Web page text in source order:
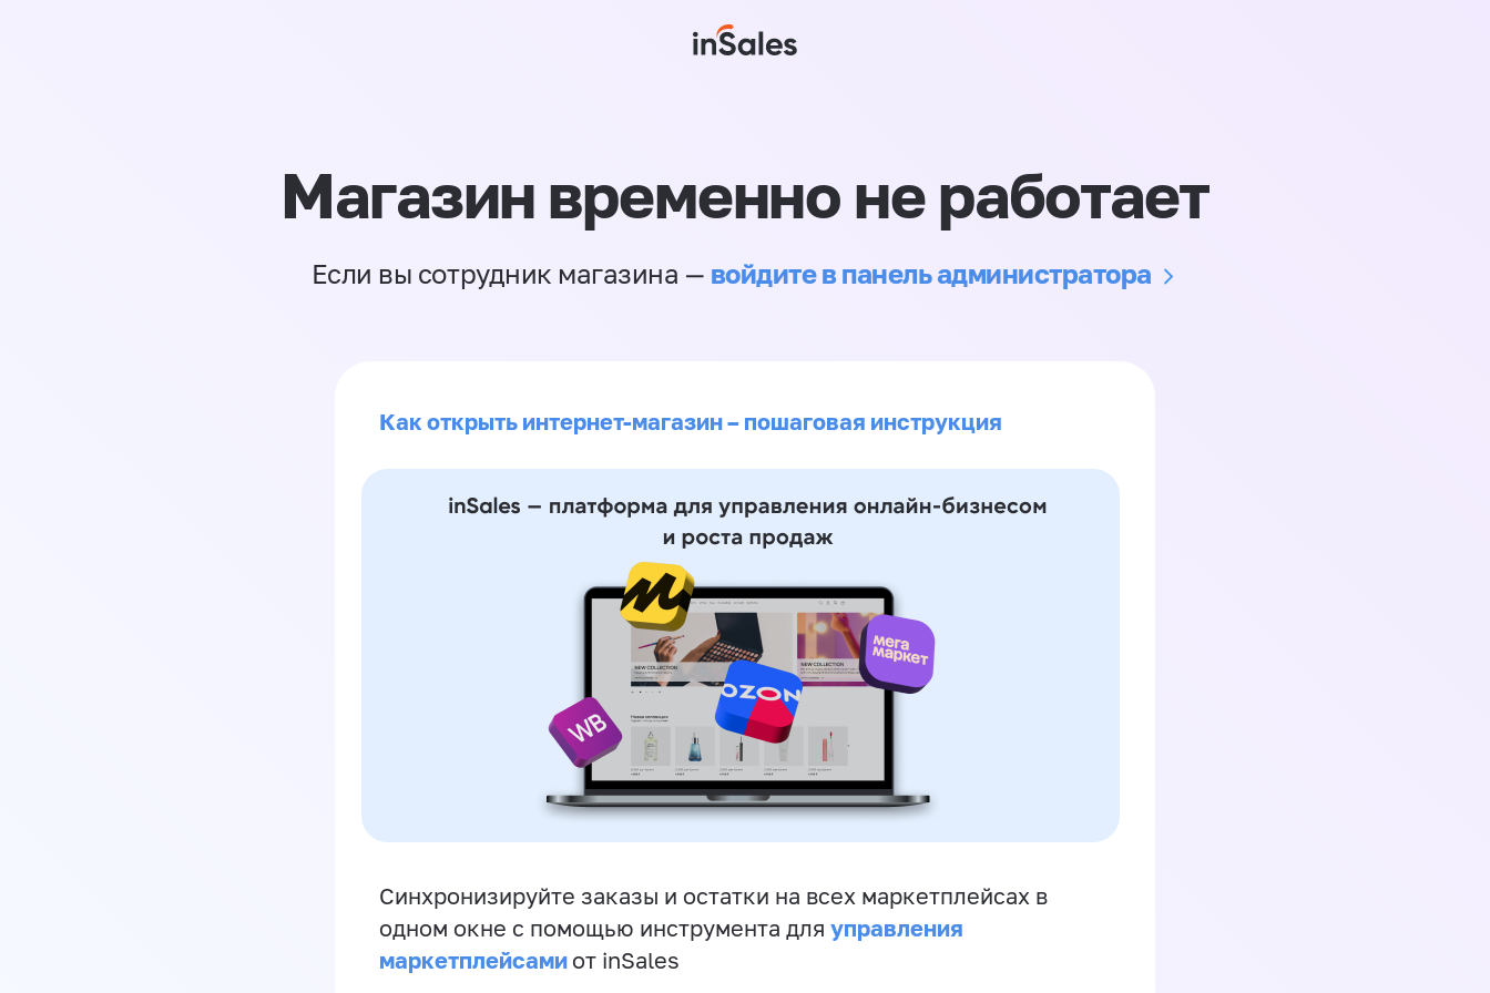
Магазин временно не работает
Если вы сотрудник магазина — войдите в панель администратора
Как открыть интернет-магазин – пошаговая инструкция
Синхронизируйте заказы и остатки на всех маркетплейсах в
одном окне с помощью инструмента для управления
маркетплейсами от inSales